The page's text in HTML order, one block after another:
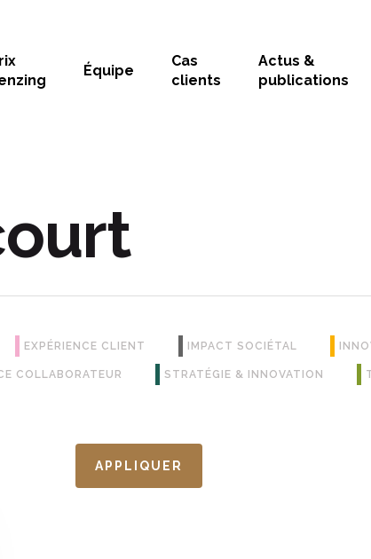
Équipe
Cas
clients
Actus &
publications
EXPÉRIENCE CLIENT IMPACT SOCIÉTAL
COLLABORATEUR STRATÉGIE & INNOVATION
APPLIQUER